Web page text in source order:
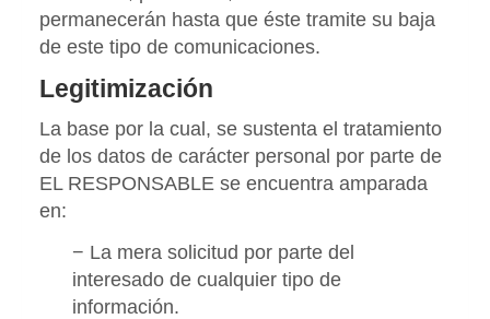
permanecerán hasta que éste tramite su baja
de este tipo de comunicaciones.
Legitimización
La base por la cual, se sustenta el tratamiento
de los datos de carácter personal por parte de
EL RESPONSABLE se encuentra amparada
en:
− La mera solicitud por parte del
interesado de cualquier tipo de
información.